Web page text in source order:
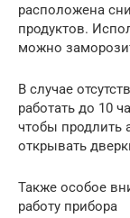
расположена
продуктов.
можно
В случае
работать до 10
чтобы продлить
открывать
Также особое
работу прибора